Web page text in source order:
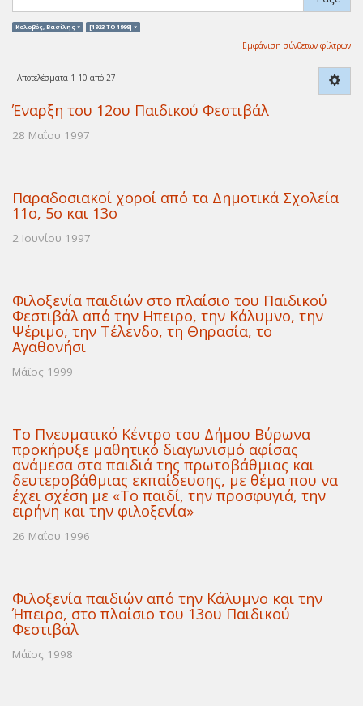
Κολοβὀς, Βασίλης × [1923 TO 1999] ×
Εμφάνιση σύνθετων φίλτρων
Αποτελέσματα 1-10 από 27
Έναρξη του 12ου Παιδικού Φεστιβάλ
28 Μαΐου 1997
Παραδοσιακοί χοροί από τα Δημοτικά Σχολεία
11ο, 5ο και 13ο
2 Ιουνίου 1997
Φιλοξενία παιδιών στο πλαίσιο του Παιδικού
Φεστιβάλ από την Ηπειρο, την Κάλυμνο, την
Ψέριμο, την Τέλενδο, τη Θηρασία, το
Αγαθονήσι
Μάϊος 1999
Το Πνευματικό Κέντρο του Δήμου Βύρωνα
προκήρυξε μαθητικό διαγωνισμό αφίσας
ανάμεσα στα παιδιά της πρωτοβάθμιας και
δευτεροβάθμιας εκπαίδευσης, με θέμα που να
έχει σχέση με «Το παιδί, την προσφυγιά, την
ειρήνη και την φιλοξενία»
26 Μαΐου 1996
Φιλοξενία παιδιών από την Κάλυμνο και την
Ήπειρο, στο πλαίσιο του 13ου Παιδικού
Φεστιβάλ
Μάϊος 1998